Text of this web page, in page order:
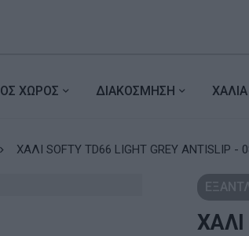
ΧΩΡΟΣ ΔΙΑΚΟΣΜΗΣΗ ΧΑΛΙΑ
ΧΑΛΙ SOFTY TD66 LIGHT GREY ANTISLIP -
ΧΑΛΙ